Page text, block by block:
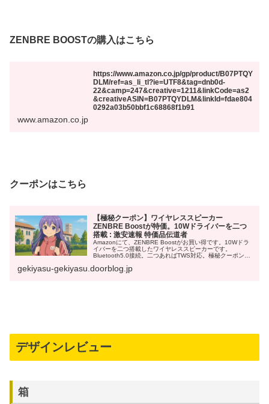
ZENBRE BOOSTの購入はこちら
https://www.amazon.co.jp/gp/product/B07PTQY
DLM/ref=as_li_tl?ie=UTF8&tag=dnb0d-
22&camp=247&creative=1211&linkCode=as2
&creativeASIN=B07PTQYDLM&linkId=fdae804
0292a03b50bbf1c68868f1b91
www.amazon.co.jp
クーポンはこちら
【極秘クーポン】ワイヤレススピーカー
ZENBRE Boostが特価。10Wドライバーを二つ
搭載 : 激安速報 特価品伝道者
Amazonにて、ZENBRE Boostがお買い得です。10Wドラ
イバーを二つ搭載したワイヤレススピーカーです。
Bluetooth5.0接続。二つあればTWS対応。極秘クーポン
の出品が対象です。
gekiyasu-gekiyasu.doorblog.jp
デザインレビュー
箱